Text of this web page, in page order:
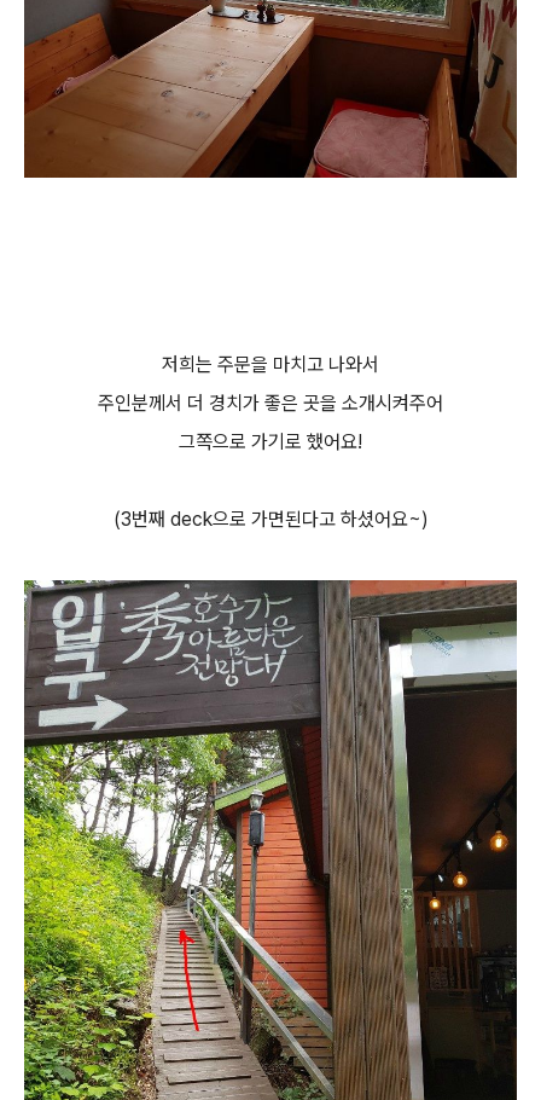
저희는 주문을 마치고 나와서
주인분께서 더 경치가 좋은 곳을 소개시켜주어
그쪽으로 가기로 했어요!
(3번째 deck으로 가면된다고 하셨어요~)